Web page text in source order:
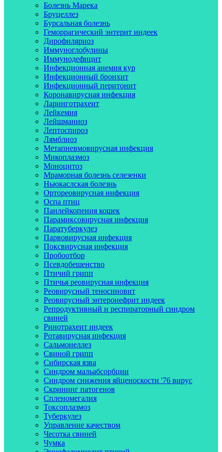
Болезнь Марека
Бруцеллез
Бурсальная болезнь
Геморрагический энтерит индеек
Дирофиляриоз
Иммуноглобулины
Иммунодефицит
Инфекционная анемия кур
Инфекционный бронхит
Инфекционный перитонит
Коронавирусная инфекция
Ларинготрахеит
Лейкемия
Лейшманиоз
Лептоспироз
Лямблиоз
Метапневмовирусная инфекция
Микоплазмоз
Моноцитоз
Мраморная болезнь селезенки
Ньюкаслская болезнь
Ортореовирусная инфекция
Оспа птиц
Панлейкопения кошек
Парамиксовирусная инфекция
Паратуберкулез
Парвовирусная инфекция
Поксвирусная инфекция
Пробоотбор
Псевдобешенство
Птичий грипп
Птичья реовирусная инфекция
Реовирусный теносиновит
Реовирусный энтеронефрит индеек
Репродуктивный и респираторный синдром
свиней
Ринотрахеит индеек
Ротавирусная инфекция
Сальмонеллез
Свиной грипп
Сибирская язва
Синдром мальабсорбции
Синдром снижения яйценоскости '76 вирус
Скрининг патогенов
Спленомегалия
Токсоплазмоз
Туберкулез
Управление качеством
Чесотка свиней
Чумка